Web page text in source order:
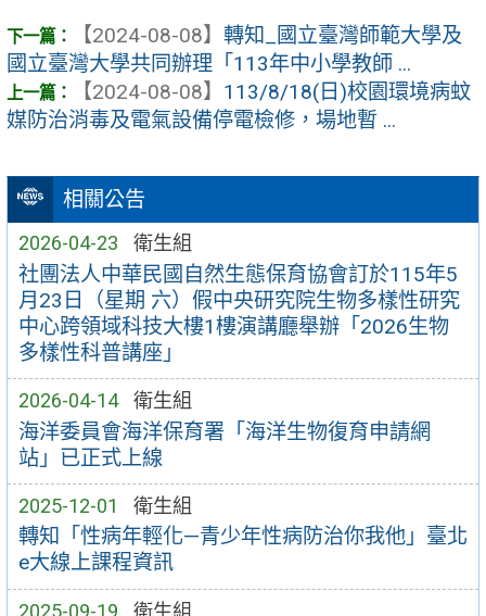
相關公告
2026-04-23 衛生組
社團法人中華民國自然生態保育協會訂於115年5
月23日（星期 六）假中央研究院生物多樣性研究
中心跨領域科技大樓1樓演講廳舉辦「2026生物
多樣性科普講座」
2026-04-14 衛生組
海洋委員會海洋保育署「海洋生物復育申請網
站」已正式上線
2025-12-01 衛生組
轉知「性病年輕化—青少年性病防治你我他」臺北
e大線上課程資訊
2025-09-19 衛生組
【2024-08-08】 轉知_國立臺灣師範大學及
國立臺灣大學共同辦理「113年中小學教師 ...
【2024-08-08】 113/8/18(日)校園環境病蚊
媒防治消毒及電氣設備停電檢修，場地暫 ...